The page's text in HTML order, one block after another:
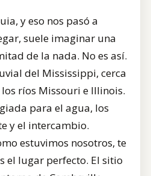
y eso nos pasó a
suele imaginar una
de la nada. No es así.
del Mississippi, cerca
ríos Missouri e Illinois.
para el agua, los
y el intercambio.
estuvimos nosotros, te
el lugar perfecto. El sitio